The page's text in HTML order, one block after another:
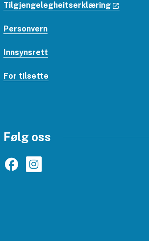
Tilgjengelegheitserklæring
Personvern
Innsynsrett
For tilsette
Følg oss
FacebookInstagram